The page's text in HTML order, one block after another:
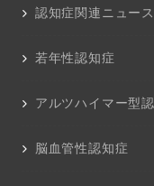
認知症関連ニュース
若年性認知症
アルツハイマー型
脳血管性認知症